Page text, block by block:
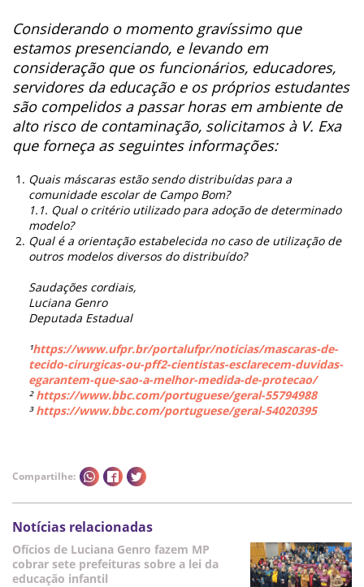
Considerando o momento gravíssimo que
estamos presenciando, e levando em
consideração que os funcionários, educadores,
servidores da educação e os próprios estudantes
são compelidos a passar horas em ambiente de
alto risco de contaminação, solicitamos à V. Exa
que forneça as seguintes informações:
Quais máscaras estão sendo distribuídas para a
comunidade escolar de Campo Bom?
1.1. Qual o critério utilizado para adoção de determinado
modelo?
Qual é a orientação estabelecida no caso de utilização de
outros modelos diversos do distribuído?
Saudações cordiais,
Luciana Genro
Deputada Estadual
¹https://www.ufpr.br/portalufpr/noticias/mascaras-de-
tecido-cirurgicas-ou-pff2-cientistas-esclarecem-duvidas-
egarantem-que-sao-a-melhor-medida-de-protecao/
²https://www.bbc.com/portuguese/geral-55794988
³https://www.bbc.com/portuguese/geral-54020395
Compartilhe:
Notícias relacionadas
Ofícios de Luciana Genro fazem MP
cobrar sete prefeituras sobre a lei da
educação infantil